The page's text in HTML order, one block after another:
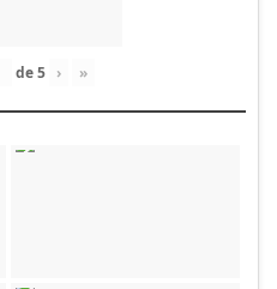
de5 › »